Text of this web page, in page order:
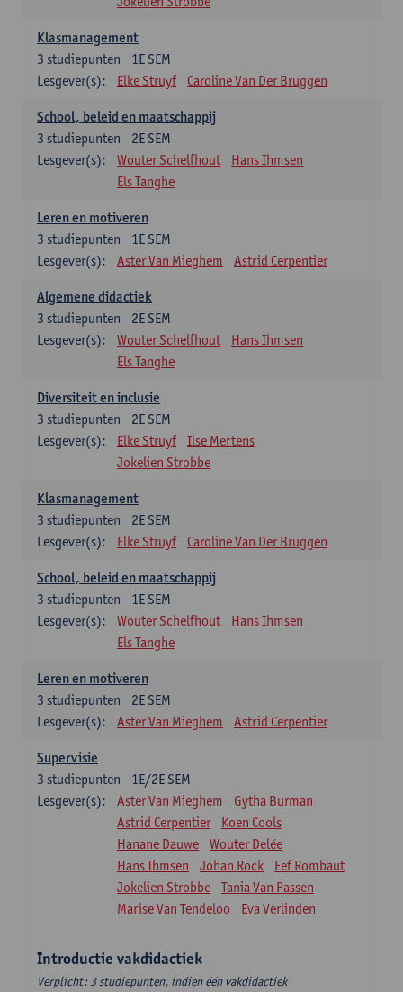
Klasmanagement
1E SEM
3 studiepunten
Lesgever(s):
Elke Struyf Caroline Van Der Bruggen
School, beleid en maatschappij
2E SEM
3 studiepunten
Lesgever(s):
Wouter Schelfhout
Hans Ihmsen
Els Tanghe
Leren en motiveren
1E SEM
3 studiepunten
Lesgever(s):
Aster Van Mieghem Astrid Cerpentier
Algemene didactiek
2E SEM
3 studiepunten
Lesgever(s):
Wouter Schelfhout
Hans Ihmsen
Els Tanghe
Diversiteit en inclusie
2E SEM
3 studiepunten
Lesgever(s):
Elke Struyf
Ilse Mertens
Jokelien Strobbe
Klasmanagement
2E SEM
3 studiepunten
Lesgever(s):
Elke Struyf Caroline Van Der Bruggen
School, beleid en maatschappij
1E SEM
3 studiepunten
Lesgever(s):
Wouter Schelfhout
Hans Ihmsen
Els Tanghe
Leren en motiveren
2E SEM
3 studiepunten
Lesgever(s):
Aster Van Mieghem Astrid Cerpentier
Supervisie
1E/2E SEM
3 studiepunten
Lesgever(s):
Aster Van Mieghem
Gytha Burman
Astrid Cerpentier
Koen Cools
Hanane Dauwe
Wouter Delée
Hans Ihmsen
Johan Rock
Eef Rombaut
Jokelien Strobbe
Tania Van Passen
Marise Van Tendeloo
Eva Verlinden
Introductie vakdidactiek
Verplicht: 3 studiepunten, indien één vakdidactiek